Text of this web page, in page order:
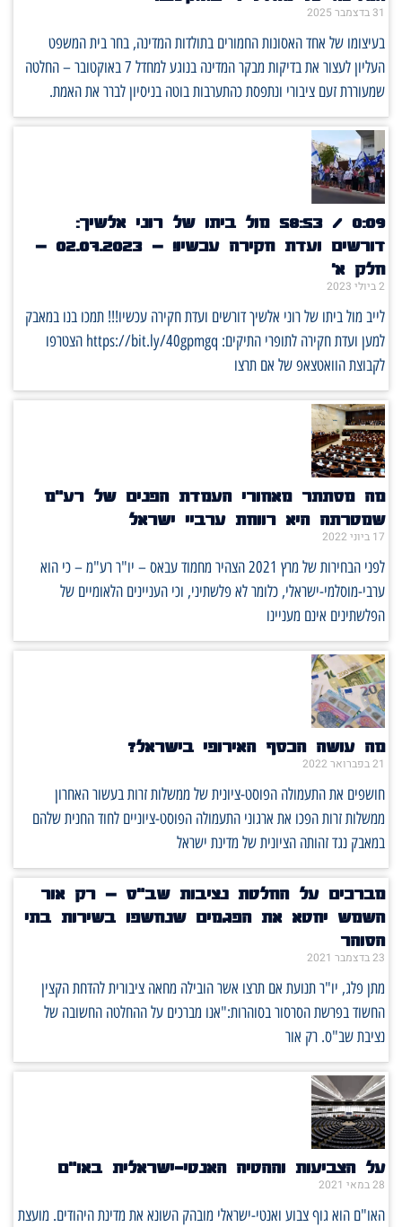
31 בדצמבר 2025
בעיצומו של אחד האסונות החמורים בתולדות המדינה, בחר בית המשפט
העליון לעצור את בדיקות מבקר המדינה בנוגע למחדל 7 באוקטובר – החלטה
שמעוררת זעם ציבורי ונתפסת כהתערבות בוטה בניסיון לברר את האמת.
0:09 / 58:53 מול ביתו של רוני אלשיך:
דורשים ועדת חקירה עכשיו! – 02.07.2023 –
חלק א׳
2 ביולי 2023
לייב מול ביתו של רוני אלשיך דורשים ועדת חקירה עכשיו!!! תמכו בנו במאבק
למען ועדת חקירה לתופרי התיקים: https://bit.ly/40gpmgq הצטרפו
לקבוצת הוואטצאפ של אם תרצו
מה מסתתר מאחורי העמדת הפנים של רע"מ
שמטרתה היא רווחת ערביי ישראל
17 ביוני 2022
לפני הבחירות של מרץ 2021 הצהיר מחמוד עבאס – יו"ר רע"מ – כי הוא
ערבי-מוסלמי-ישראלי, כלומר לא פלשתיני, וכי העניינים הלאומיים של
הפלשתינים אינם מעניינו
מה עושה הכסף האירופי בישראל?
21 בפברואר 2022
חושפים את התעמולה הפוסט-ציונית של ממשלות זרות בעשור האחרון
ממשלות זרות הפכו את ארגוני התעמולה הפוסט-ציוניים לחוד החנית שלהם
במאבק נגד זהותה הציונית של מדינת ישראל
מברכים על החלטת נציבות שב"ס – רק אור
השמש יחטא את הפגמים שנחשפו בשירות בתי
הסוהר
23 בדצמבר 2021
מתן פלג, יו"ר תנועת אם תרצו⁩ אשר הובילה מחאה ציבורית להדחת הקצין
החשוד בפרשת הסרסור בסוהרות:"אנו מברכים על ההחלטה החשובה של
נציבת שב"ס. רק אור
על הצביעות וההטיה האנטי-ישראלית באו"ם
28 במאי 2021
האו"ם הוא גוף צבוע ואנטי-ישראלי מובהק השונא את מדינת היהודים. מועצת